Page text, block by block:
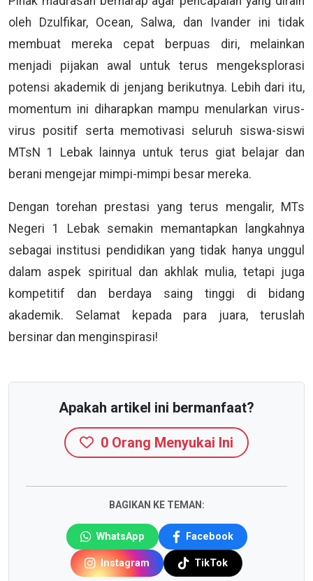
oleh Dzulfikar, Ocean, Salwa, dan Ivander ini tidak
membuat mereka cepat berpuas diri, melainkan
menjadi pijakan awal untuk terus mengeksplorasi
potensi akademik di jenjang berikutnya. Lebih dari itu,
momentum ini diharapkan mampu menularkan virus-
virus positif serta memotivasi seluruh siswa-siswi
MTsN 1 Lebak lainnya untuk terus giat belajar dan
berani mengejar mimpi-mimpi besar mereka.
Dengan torehan prestasi yang terus mengalir, MTs
Negeri 1 Lebak semakin memantapkan langkahnya
sebagai institusi pendidikan yang tidak hanya unggul
dalam aspek spiritual dan akhlak mulia, tetapi juga
kompetitif dan berdaya saing tinggi di bidang
akademik. Selamat kepada para juara, teruslah
bersinar dan menginspirasi!
Apakah artikel ini bermanfaat?
0 Orang Menyukai Ini
BAGIKAN KE TEMAN:
WhatsApp Facebook
Instagram TikTok